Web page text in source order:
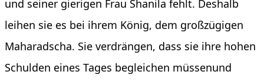
und seiner gierigen Frau Shanila fehlt. Deshalb
leihen sie es bei ihrem König, dem großzügigen
Maharadscha. Sie verdrängen, dass sie ihre hohen
Schulden eines Tages begleichen müssenund